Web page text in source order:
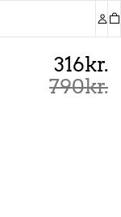
316kr.
790kr.